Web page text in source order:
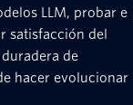
LLM, probar e
satisfacción del
de
hacer evolucionar